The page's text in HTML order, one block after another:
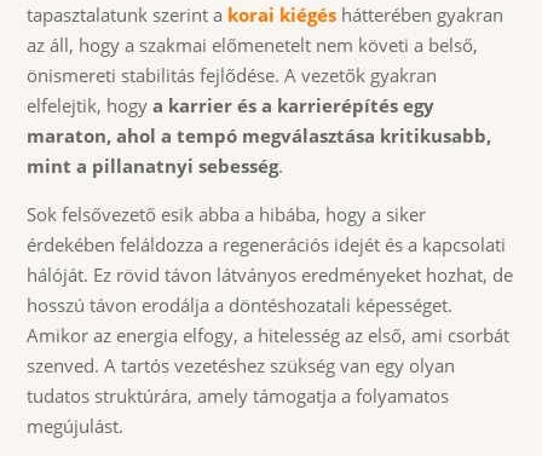
tapasztalatunk szerint a korai kiégés hátterében gyakran
az áll, hogy a szakmai előmenetelt nem követi a belső,
önismereti stabilitás fejlődése. A vezetők gyakran
elfelejtik, hogya karrier és a karrierépítés egy
maraton, ahol a tempó megválasztása kritikusabb,
mint a pillanatnyi sebesség.
Sok felsővezető esik abba a hibába, hogy a siker
érdekében feláldozza a regenerációs idejét és a kapcsolati
hálóját. Ez rövid távon látványos eredményeket hozhat, de
hosszú távon erodálja a döntéshozatali képességet.
Amikor az energia elfogy, a hitelesség az első, ami csorbát
szenved. A tartós vezetéshez szükség van egy olyan
tudatos struktúrára, amely támogatja a folyamatos
megújulást.